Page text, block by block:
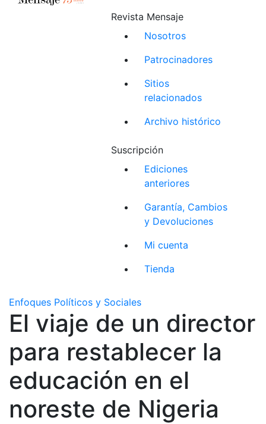
Revista Mensaje
Nosotros
Patrocinadores
Sitios
relacionados
Archivo histórico
Suscripción
Ediciones
anteriores
Garantía, Cambios
y Devoluciones
Mi cuenta
Tienda
Enfoques Políticos y Sociales
El viaje de un director
para restablecer la
educación en el
noreste de Nigeria